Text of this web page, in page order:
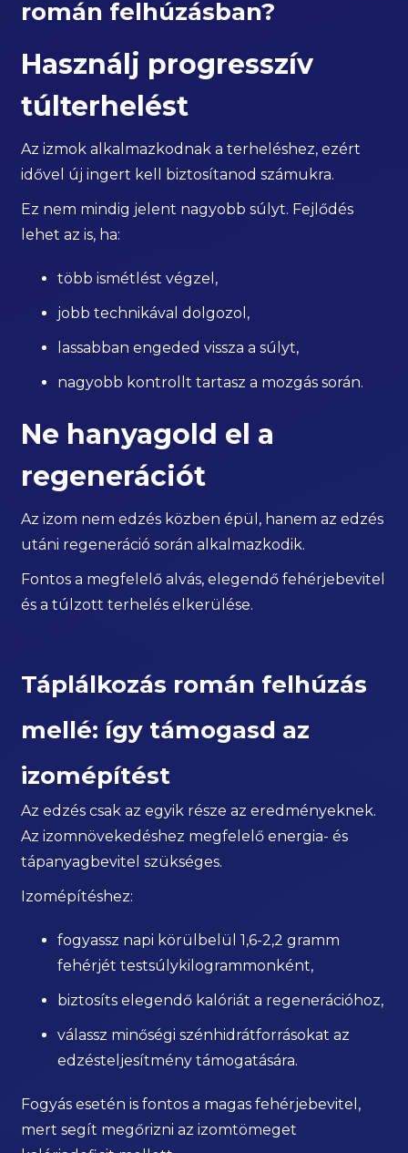
román felhúzásban?
Használj progresszív
túlterhelést
Az izmok alkalmazkodnak a terheléshez, ezért
idővel új ingert kell biztosítanod számukra.
Ez nem mindig jelent nagyobb súlyt. Fejlődés
lehet az is, ha:
több ismétlést végzel,
jobb technikával dolgozol,
lassabban engeded vissza a súlyt,
nagyobb kontrollt tartasz a mozgás során.
Ne hanyagold el a
regenerációt
Az izom nem edzés közben épül, hanem az edzés
utáni regeneráció során alkalmazkodik.
Fontos a megfelelő alvás, elegendő fehérjebevitel
és a túlzott terhelés elkerülése.
Táplálkozás román felhúzás
mellé: így támogasd az
izomépítést
Az edzés csak az egyik része az eredményeknek.
Az izomnövekedéshez megfelelő energia- és
tápanyagbevitel szükséges.
Izomépítéshez:
fogyassz napi körülbelül 1,6-2,2 gramm
fehérjét testsúlykilogrammonként,
biztosíts elegendő kalóriát a regenerációhoz,
válassz minőségi szénhidrátforrásokat az
edzésteljesítmény támogatására.
Fogyás esetén is fontos a magas fehérjebevitel,
mert segít megőrizni az izomtömeget